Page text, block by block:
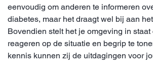
eenvoudig om anderen te informeren
diabetes, maar het draagt wel bij aan
Bovendien stelt het je omgeving in
reageren op de situatie en begrip te
kennis kunnen zij de uitdagingen voor